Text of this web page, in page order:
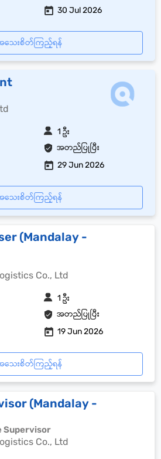
30 Jul 2026
သေးစိတ်ကြည့်ရန်
အတည်ပြုပြီး
1 ဦး
29 Jun 2026
သေးစိတ်ကြည့်ရန်
(Mandalay -
Co., Ltd
အတည်ပြုပြီး
1 ဦး
19 Jun 2026
သေးစိတ်ကြည့်ရန်
(Mandalay -
Supervisor
Co., Ltd